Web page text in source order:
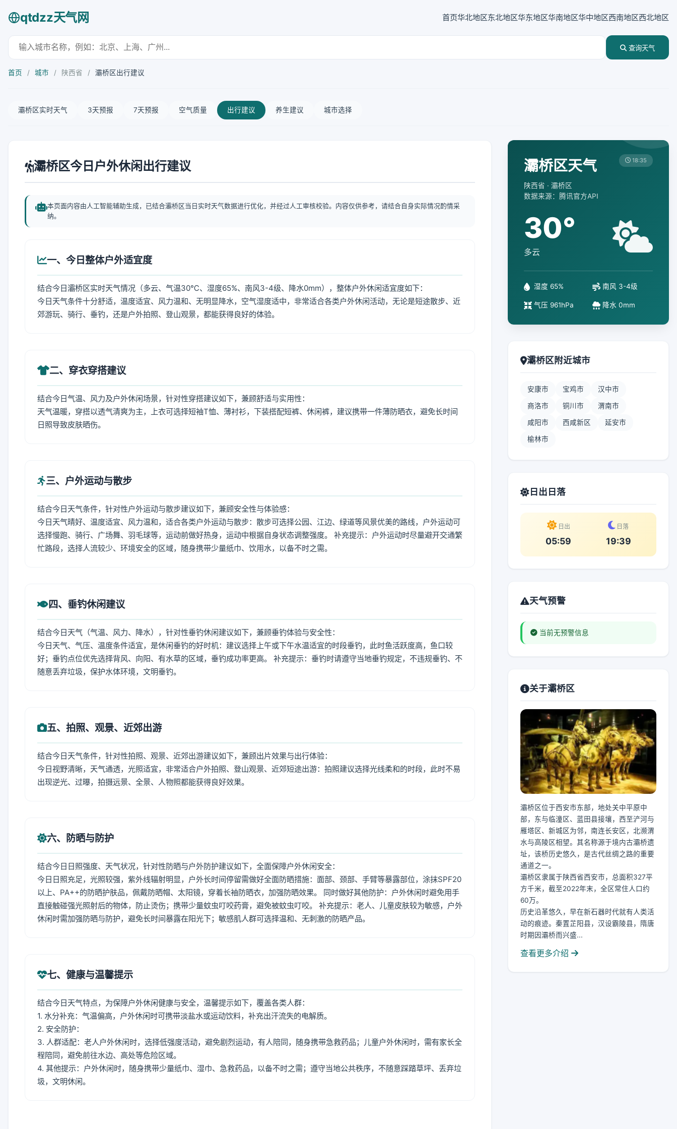
qtdzz天气网 首页华北地区东北地区华东地区华南地区华中地区西南地区西北地区
查询天气
首页 / 城市 / 陕西省 / 灞桥区出行建议
灞桥区实时天气 3天预报 7天预报 空气质量 出行建议 养生建议 城市选择
灞桥区今日户外休闲出行建议
本页面内容由人工智能辅助生成，已结合灞桥区当日实时天气数据进行优化，并经过人工审核校验。内容仅供参考，请结合自身实际情况酌情采
纳。
一、今日整体户外适宜度
结合今日灞桥区实时天气情况（多云、气温30℃、湿度65%、南风3-4级、降水0mm），整体户外休闲适宜度如下：
今日天气条件十分舒适，温度适宜、风力温和、无明显降水，空气湿度适中，非常适合各类户外休闲活动，无论是短途散步、近
郊游玩、骑行、垂钓，还是户外拍照、登山观景，都能获得良好的体验。
二、穿衣穿搭建议
结合今日气温、风力及户外休闲场景，针对性穿搭建议如下，兼顾舒适与实用性：
天气温暖，穿搭以透气清爽为主，上衣可选择短袖T恤、薄衬衫，下装搭配短裤、休闲裤，建议携带一件薄防晒衣，避免长时间
日照导致皮肤晒伤。
三、户外运动与散步
结合今日天气条件，针对性户外运动与散步建议如下，兼顾安全性与体验感：
今日天气晴好、温度适宜、风力温和，适合各类户外运动与散步：散步可选择公园、江边、绿道等风景优美的路线，户外运动可
选择慢跑、骑行、广场舞、羽毛球等，运动前做好热身，运动中根据自身状态调整强度。 补充提示：户外运动时尽量避开交通繁
忙路段，选择人流较少、环境安全的区域，随身携带少量纸巾、饮用水，以备不时之需。
四、垂钓休闲建议
结合今日天气（气温、风力、降水），针对性垂钓休闲建议如下，兼顾垂钓体验与安全性：
今日天气、气压、温度条件适宜，是休闲垂钓的好时机：建议选择上午或下午水温适宜的时段垂钓，此时鱼活跃度高，鱼口较
好；垂钓点位优先选择背风、向阳、有水草的区域，垂钓成功率更高。 补充提示：垂钓时请遵守当地垂钓规定，不违规垂钓、不
随意丢弃垃圾，保护水体环境，文明垂钓。
五、拍照、观景、近郊出游
结合今日天气条件，针对性拍照、观景、近郊出游建议如下，兼顾出片效果与出行体验：
今日视野清晰，天气通透，光照适宜，非常适合户外拍照、登山观景、近郊短途出游：拍照建议选择光线柔和的时段，此时不易
出现逆光、过曝，拍摄远景、全景、人物照都能获得良好效果。
六、防晒与防护
结合今日日照强度、天气状况，针对性防晒与户外防护建议如下，全面保障户外休闲安全：
今日日照充足，光照较强，紫外线辐射明显，户外长时间停留需做好全面防晒措施：面部、颈部、手臂等暴露部位，涂抹SPF20
以上、PA++的防晒护肤品，佩戴防晒帽、太阳镜，穿着长袖防晒衣，加强防晒效果。 同时做好其他防护：户外休闲时避免用手
直接触碰强光照射后的物体，防止烫伤；携带少量蚊虫叮咬药膏，避免被蚊虫叮咬。 补充提示：老人、儿童皮肤较为敏感，户外
休闲时需加强防晒与防护，避免长时间暴露在阳光下；敏感肌人群可选择温和、无刺激的防晒产品。
七、健康与温馨提示
结合今日天气特点，为保障户外休闲健康与安全，温馨提示如下，覆盖各类人群：
1. 水分补充：气温偏高，户外休闲时可携带淡盐水或运动饮料，补充出汗流失的电解质。
2. 安全防护：
3. 人群适配：老人户外休闲时，选择低强度活动，避免剧烈运动，有人陪同，随身携带急救药品；儿童户外休闲时，需有家长全
程陪同，避免前往水边、高处等危险区域。
4. 其他提示：户外休闲时，随身携带少量纸巾、湿巾、急救药品，以备不时之需；遵守当地公共秩序，不随意踩踏草坪、丢弃垃
圾，文明休闲。
灞桥区天气
陕西省 · 灞桥区
数据来源：腾讯官方API
18:35
30°
多云
湿度 65% 南风 3-4级
气压 961hPa 降水 0mm
灞桥区附近城市
安康市 宝鸡市 汉中市
商洛市 铜川市 渭南市
咸阳市 西咸新区 延安市
榆林市
日出日落
日出
05:59
日落
19:39
天气预警
当前无预警信息
关于灞桥区
灞桥区位于西安市东部，地处关中平原中
部，东与临潼区、蓝田县接壤，西至浐河与
雁塔区、新城区为邻，南连长安区，北濒渭
水与高陵区相望。其名称源于境内古灞桥遗
址，该桥历史悠久，是古代丝绸之路的重要
通道之一。
灞桥区隶属于陕西省西安市，总面积327平
方千米，截至2022年末，全区常住人口约
60万。
历史沿革悠久，早在新石器时代就有人类活
动的痕迹。秦置芷阳县，汉设霸陵县，隋唐
时期因灞桥而兴盛...
查看更多介绍